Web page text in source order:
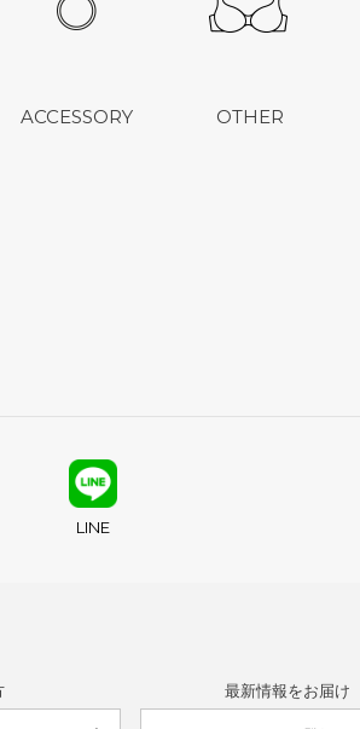
ACCESSORY OTHER
LINE
最新情報をお届け